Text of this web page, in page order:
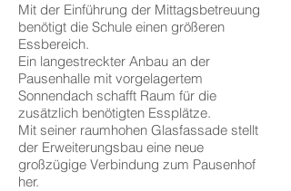
Mit der Einführung der Mittagsbetreuung
benötigt die Schule einen größeren
Essbereich.
Ein langestreckter Anbau an der
Pausenhalle mit vorgelagertem
Sonnendach schafft Raum für die
zusätzlich benötigten Essplätze.
Mit seiner raumhohen Glasfassade stellt
der Erweiterungsbau eine neue
großzügige Verbindung zum Pausenhof
her.